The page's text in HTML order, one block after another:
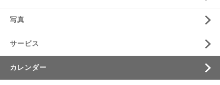
写真
サービス
カレンダー